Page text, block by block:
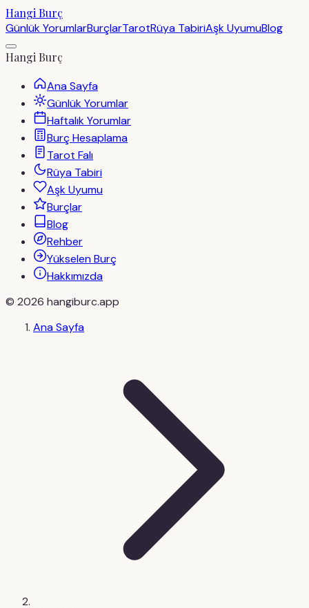
Hangi Burç
Günlük YorumlarBurçlarTarotRüya TabiriAşk UyumuBlog
Hangi Burç
Ana Sayfa
Günlük Yorumlar
Haftalık Yorumlar
Burç Hesaplama
Tarot Falı
Rüya Tabiri
Aşk Uyumu
Burçlar
Blog
Rehber
Yükselen Burç
Hakkımızda
© 2026 hangiburc.app
Ana Sayfa